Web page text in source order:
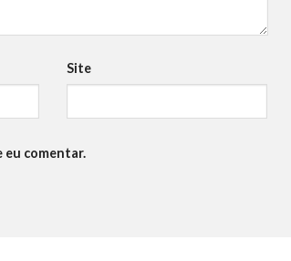
Site
eu comentar.